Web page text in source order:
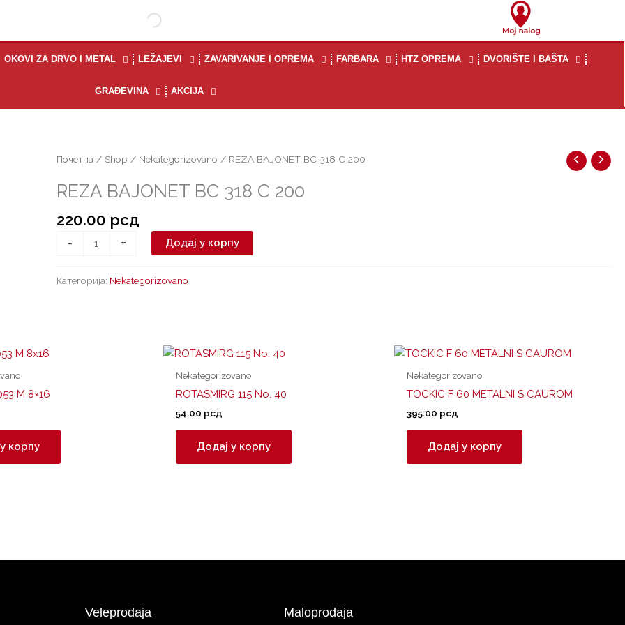
OKOVI ZA DRVO I METAL LEŽAJEVI ZAVARIVANJE I OPREMA FARBARA HTZ OPREMA DVORIŠTE I BAŠTA
GRAĐEVINA AKCIJA
Почетна / Shop / Nekategorizovano / REZA BAJONET BC 318 C 200
REZA BAJONET BC 318 C 200
220.00 рсд
-
REZA
BC
C
200
+ Додај у корпу
Категорија: Nekategorizovano
M 8×16
корпу
Nekategorizovano
ROTASMIRG 115 No. 40
54.00 рсд
Додај у корпу
Nekategorizovano
TOCKIC F 60 METALNI S CAUROM
395.00 рсд
Додај у корпу
Veleprodaja Maloprodaja